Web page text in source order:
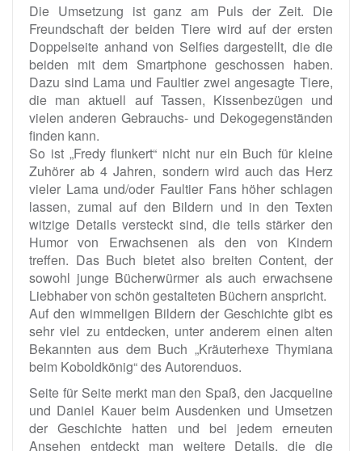
Die Umsetzung ist ganz am Puls der Zeit. Die
Freundschaft der beiden Tiere wird auf der ersten
Doppelseite anhand von Selfies dargestellt, die die
beiden mit dem Smartphone geschossen haben.
Dazu sind Lama und Faultier zwei angesagte Tiere,
die man aktuell auf Tassen, Kissenbezügen und
vielen anderen Gebrauchs- und Dekogegenständen
finden kann.
So ist „Fredy flunkert“ nicht nur ein Buch für kleine
Zuhörer ab 4 Jahren, sondern wird auch das Herz
vieler Lama und/oder Faultier Fans höher schlagen
lassen, zumal auf den Bildern und in den Texten
witzige Details versteckt sind, die teils stärker den
Humor von Erwachsenen als den von Kindern
treffen. Das Buch bietet also breiten Content, der
sowohl junge Bücherwürmer als auch erwachsene
Liebhaber von schön gestalteten Büchern anspricht.
Auf den wimmeligen Bildern der Geschichte gibt es
sehr viel zu entdecken, unter anderem einen alten
Bekannten aus dem Buch „Kräuterhexe Thymiana
beim Koboldkönig“ des Autorenduos.
Seite für Seite merkt man den Spaß, den Jacqueline
und Daniel Kauer beim Ausdenken und Umsetzen
der Geschichte hatten und bei jedem erneuten
Ansehen entdeckt man weitere Details, die die